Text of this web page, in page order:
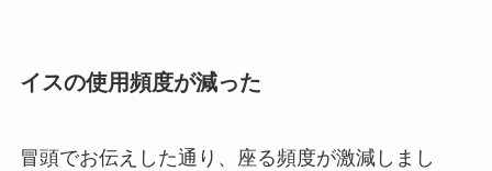
イスの使用頻度が減った
冒頭でお伝えした通り、座る頻度が激減しまし